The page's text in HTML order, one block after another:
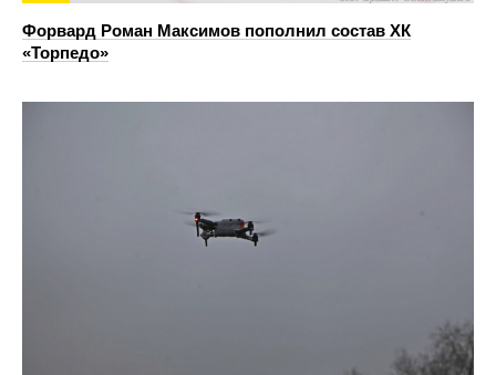
Форвард Роман Максимов пополнил состав ХК
«Торпедо»